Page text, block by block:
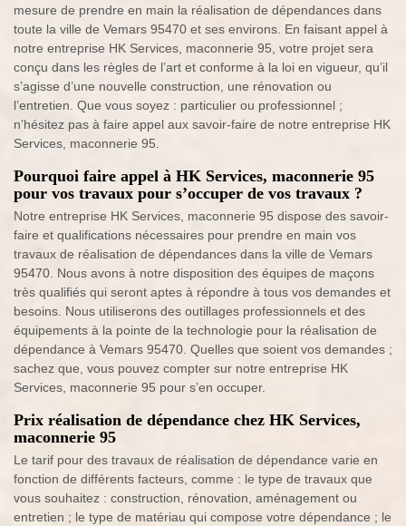
mesure de prendre en main la réalisation de dépendances dans
toute la ville de Vemars 95470 et ses environs. En faisant appel à
notre entreprise HK Services, maconnerie 95, votre projet sera
conçu dans les règles de l’art et conforme à la loi en vigueur, qu’il
s’agisse d’une nouvelle construction, une rénovation ou
l’entretien. Que vous soyez : particulier ou professionnel ;
n’hésitez pas à faire appel aux savoir-faire de notre entreprise HK
Services, maconnerie 95.
Pourquoi faire appel à HK Services, maconnerie 95
pour vos travaux pour s’occuper de vos travaux ?
Notre entreprise HK Services, maconnerie 95 dispose des savoir-
faire et qualifications nécessaires pour prendre en main vos
travaux de réalisation de dépendances dans la ville de Vemars
95470. Nous avons à notre disposition des équipes de maçons
très qualifiés qui seront aptes à répondre à tous vos demandes et
besoins. Nous utiliserons des outillages professionnels et des
équipements à la pointe de la technologie pour la réalisation de
dépendance à Vemars 95470. Quelles que soient vos demandes ;
sachez que, vous pouvez compter sur notre entreprise HK
Services, maconnerie 95 pour s’en occuper.
Prix réalisation de dépendance chez HK Services,
maconnerie 95
Le tarif pour des travaux de réalisation de dépendance varie en
fonction de différents facteurs, comme : le type de travaux que
vous souhaitez : construction, rénovation, aménagement ou
entretien ; le type de matériau qui compose votre dépendance ; le